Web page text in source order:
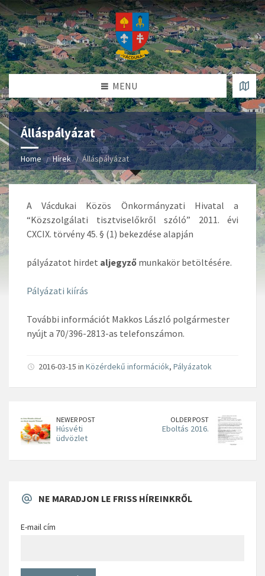
MENU
Álláspályázat
Home Hírek Álláspályázat
A Vácdukai Közös Önkormányzati Hivatal a
“Közszolgálati tisztviselőkről szóló” 2011. évi
CXCIX. törvény 45. § (1) bekezdése alapján
pályázatot hirdet aljegyző munkakör betöltésére.
Pályázati kiírás
További információt Makkos László polgármester
nyújt a 70/396-2813-as telefonszámon.
2016-03-15 in Közérdekű információk, Pályázatok
NEWER POST
Húsvéti
üdvözlet
OLDER POST
Eboltás 2016.
NE MARADJON LE FRISS HÍREINKRŐL
E-mail cím